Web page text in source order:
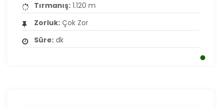
Tırmanış: 1.120 m
Zorluk: Çok Zor
Süre: dk